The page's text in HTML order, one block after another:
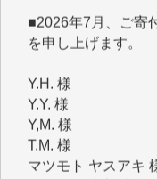
Y.H. 様
Y.Y. 様
T.M. 様
マツモト ヤスアキ 様
マシオン 恵美香 様
岩井 祐子 様
吉村 隆子 様